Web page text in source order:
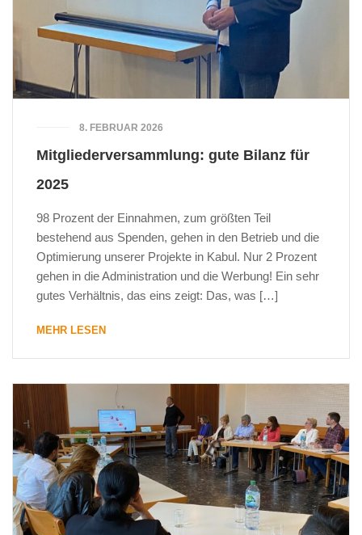
8. FEBRUAR 2026
Mitgliederversammlung: gute Bilanz für
2025
98 Prozent der Einnahmen, zum größten Teil
bestehend aus Spenden, gehen in den Betrieb und die
Optimierung unserer Projekte in Kabul. Nur 2 Prozent
gehen in die Administration und die Werbung! Ein sehr
gutes Verhältnis, das eins zeigt: Das, was […]
MEHR LESEN